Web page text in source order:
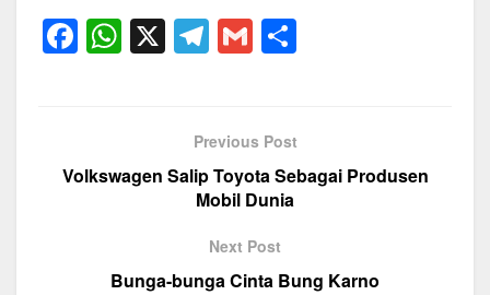
F
a
b
W
h
A
X T
el
gr
a
m
G
m
Previous Post
Volkswagen Salip Toyota Sebagai Produsen
Mobil Dunia
Next Post
Bunga-bunga Cinta Bung Karno